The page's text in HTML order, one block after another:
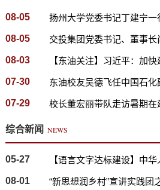
08-05 扬州大学党委书记丁建宁一
08-05 交投集团党委书记、董事长
08-03 【东油关注】习近平：加
07-30 东油校友吴德飞任中国石化
07-29 校长董宏丽带队走访暑期在
综合新闻 NEWS
05-27 【语言文字达标建设】中
08-01 “新思想润乡村”宣讲实践团